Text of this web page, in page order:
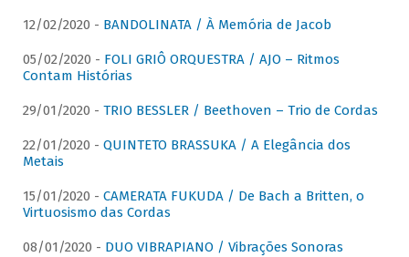
12/02/2020 - BANDOLINATA / À Memória de Jacob
05/02/2020 - FOLI GRIÔ ORQUESTRA / AJO – Ritmos
Contam Histórias
29/01/2020 - TRIO BESSLER / Beethoven – Trio de Cordas
22/01/2020 - QUINTETO BRASSUKA / A Elegância dos
Metais
15/01/2020 - CAMERATA FUKUDA / De Bach a Britten, o
Virtuosismo das Cordas
08/01/2020 - DUO VIBRAPIANO / Vibrações Sonoras